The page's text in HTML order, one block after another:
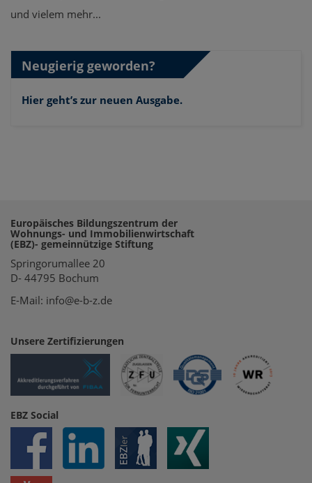
und vielem mehr...
Neugierig geworden?
Hier geht’s zur neuen Ausgabe.
Europäisches Bildungszentrum der
Wohnungs- und Immobilienwirtschaft
(EBZ)- gemeinnützige Stiftung
Springorumallee 20
D- 44795 Bochum
E-Mail: info@e-b-z.de
Unsere Zertifizierungen
EBZ Social